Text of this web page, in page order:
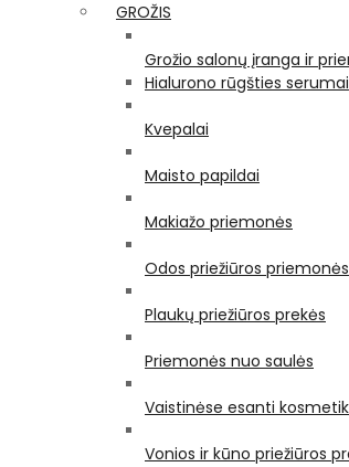
GROŽIS
Grožio salonų įranga ir
Hialurono rūgšties serumai
Kvepalai
Maisto papildai
Makiažo priemonės
Odos priežiūros priemonės
Plaukų priežiūros prekės
Priemonės nuo saulės
Vaistinėse esanti
Vonios ir kūno priežiūros